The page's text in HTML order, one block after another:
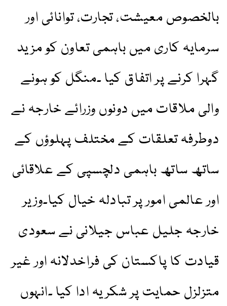
بالخصوص معیشت، تجارت، توانائی اور
سرمایہ کاری میں باہمی تعاون کو مزید
گہرا کرنے پر اتفاق کیا ۔منگل کو ہونے
والی ملاقات میں دونوں وزرائے خارجہ نے
دوطرفہ تعلقات کے مختلف پہلوؤں کے
ساتھ ساتھ باہمی دلچسپی کے علاقائی
اور عالمی امور پر تبادلہ خیال کیا۔وزیر
خارجہ جلیل عباس جیلانی نے سعودی
قیادت کا پاکستان کی فراخدلانہ اور غیر
متزلزل حمایت پر شکریہ ادا کیا ۔انہوں